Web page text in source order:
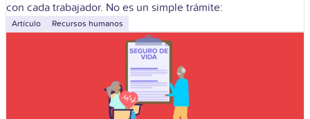
con cada trabajador. No es un simple trámite:
Artículo Recursos humanos